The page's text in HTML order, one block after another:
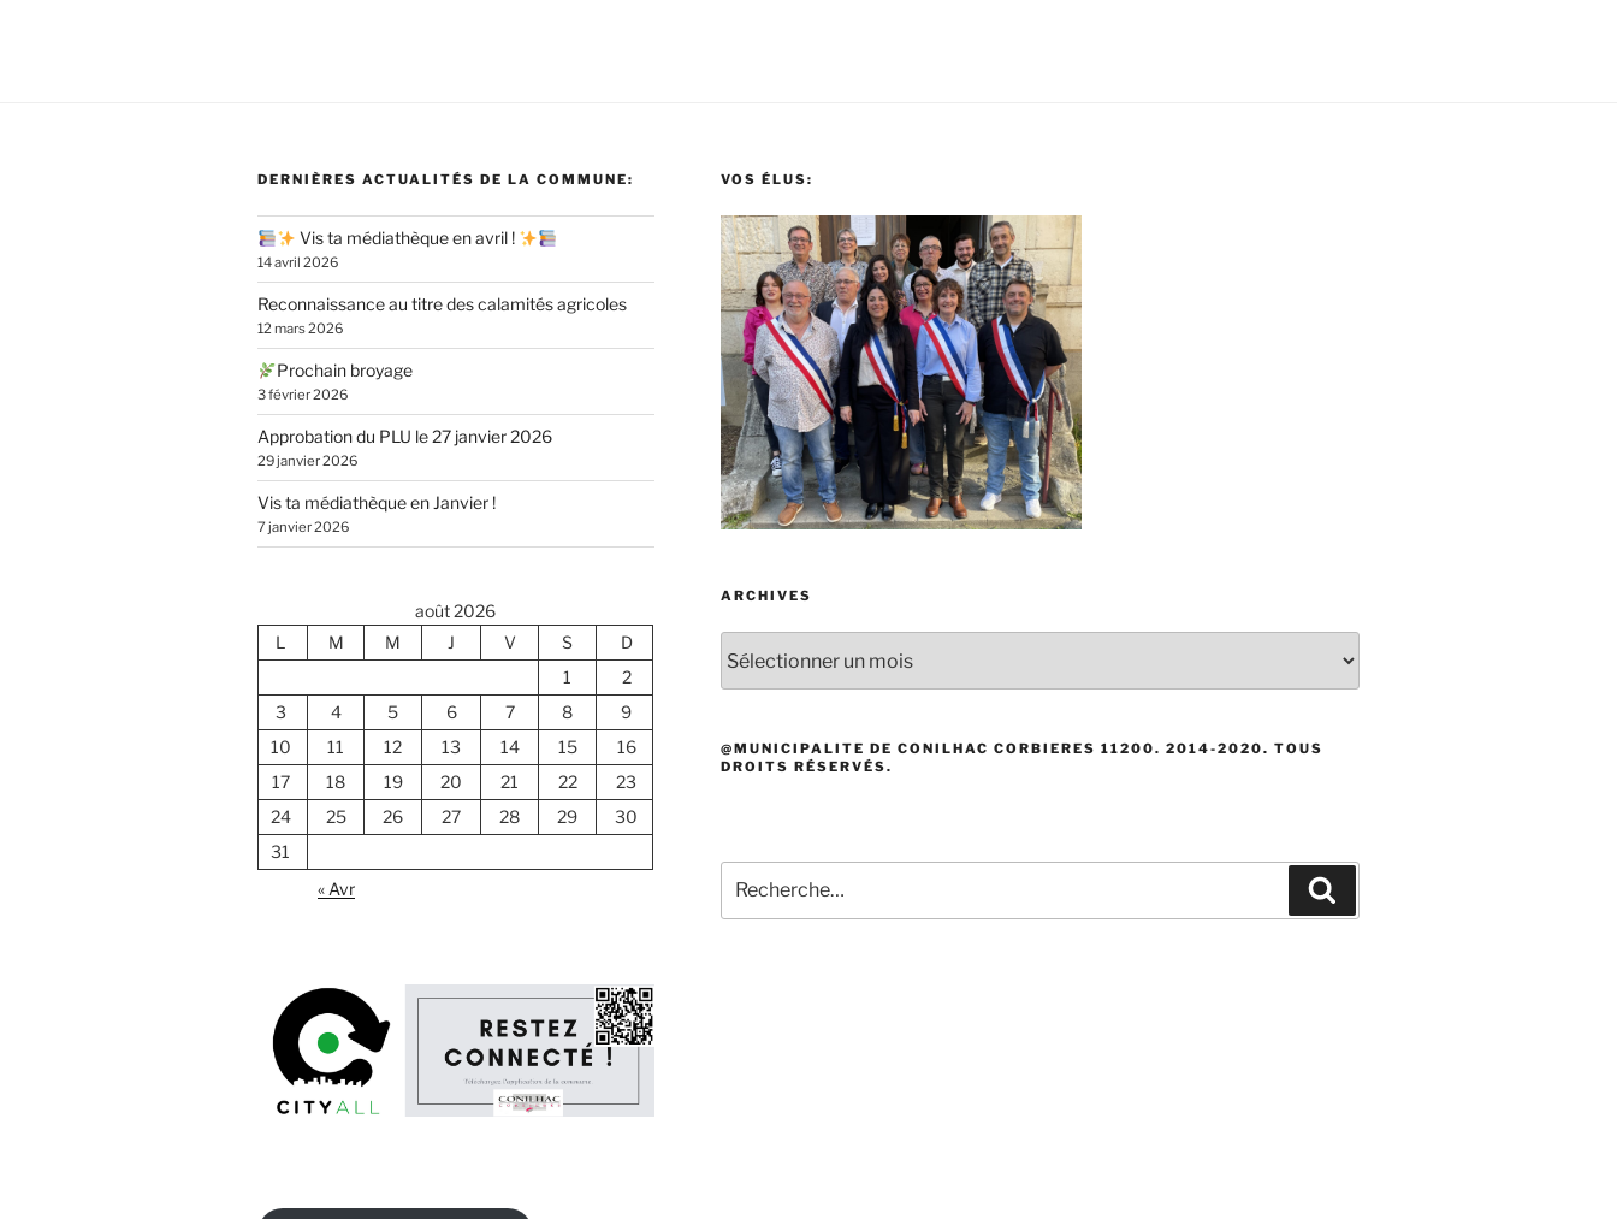
DERNIÈRES ACTUALITÉS DE LA COMMUNE:
Vis ta médiathèque en avril !
14 avril 2026
Reconnaissance au titre des calamités agricoles
12 mars 2026
Prochain broyage
3 février 2026
Approbation du PLU le 27 janvier 2026
29 janvier 2026
Vis ta médiathèque en Janvier !
7 janvier 2026
août 2026
L
M M J V S
D
1
2
3
4 5 6 7 8
9
10
11 12 13 14 15
16
17
18 19 20 21 22
23
24
25 26 27 28 29
30
31
« Avr
VOS ÉLUS:
ARCHIVES
@MUNICIPALITE DE CONILHAC CORBIERES 11200. 2014-2020. TOUS
DROITS RÉSERVÉS.
pour
: